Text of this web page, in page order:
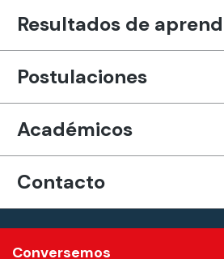
Resultados de
Postulaciones
Académicos
Contacto
Conversemos